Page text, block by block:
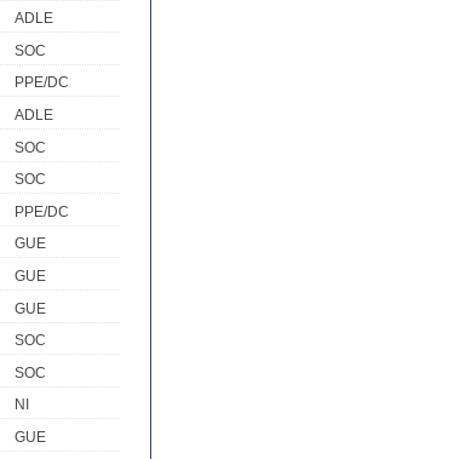
ADLE
SOC
PPE/DC
ADLE
SOC
SOC
PPE/DC
GUE
GUE
GUE
SOC
SOC
NI
GUE